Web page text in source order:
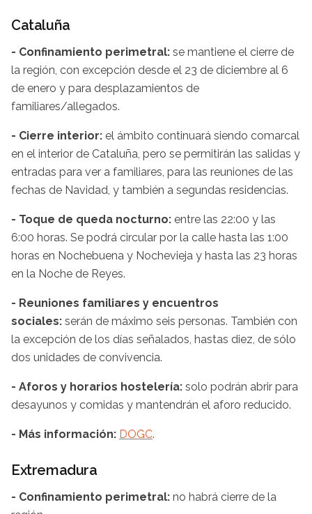
Cataluña
- Confinamiento perimetral: se mantiene el cierre de
la región, con excepción desde el 23 de diciembre al 6
de enero y para desplazamientos de
familiares/allegados.
- Cierre interior: el ámbito continuará siendo comarcal
en el interior de Cataluña, pero se permitirán las salidas y
entradas para ver a familiares, para las reuniones de las
fechas de Navidad, y también a segundas residencias.
- Toque de queda nocturno: entre las 22:00 y las
6:00 horas. Se podrá circular por la calle hasta las 1:00
horas en Nochebuena y Nochevieja y hasta las 23 horas
en la Noche de Reyes.
- Reuniones familiares y encuentros
sociales: serán de máximo seis personas. También con
la excepción de los días señalados, hastas diez, de sólo
dos unidades de convivencia.
- Aforos y horarios hostelería: solo podrán abrir para
desayunos y comidas y mantendrán el aforo reducido.
- Más información: DOGC.
Extremadura
- Confinamiento perimetral: no habrá cierre de la